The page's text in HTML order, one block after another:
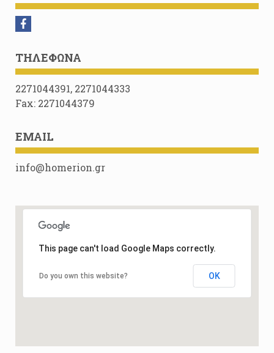
ΤΗΛΈΦΩΝΑ
2271044391, 2271044333
Fax: 2271044379
EMAIL
info@homerion.gr
This page can't load Google Maps correctly.
Do you own this website? OK